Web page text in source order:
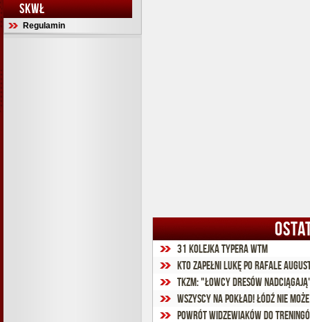
SKWŁ
Regulamin
31 kolejka Typera WTM
Kto zapełni lukę po Rafale
TKzM: "Łowcy dresów
Wszyscy na pokład! Łódź nie
Powrót Widzewiaków do